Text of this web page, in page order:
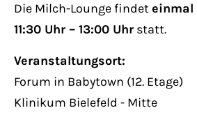
Die Milch-Lounge findeteinmal
11:30 Uhr – 13:00 Uhr statt.
Veranstaltungsort:
Forum in Babytown (12. Etage)
Klinikum Bielefeld - Mitte